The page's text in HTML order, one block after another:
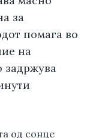
за
помага во
на
задржува